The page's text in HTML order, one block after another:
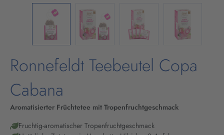
Ronnefeldt Teebeutel Copa
Cabana
Aromatisierter Früchtetee mit Tropenfruchtgeschmack
Fruchtig-aromatischer Tropenfruchtgeschmack